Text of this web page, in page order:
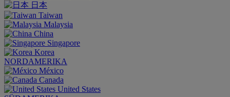
日本
Taiwan
Malaysia
China
Singapore
Korea
NORDAMERIKA
México
Canada
United States